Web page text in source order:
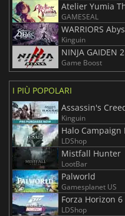
GAMESEAL
WARRIORS
Kinguin
NINJA GAIDEN
Game Boost
I PIÙ POPOLARI
Assassin's
Kinguin
Halo Campaign
LDShop
Mistfall Hunter
LootBar
Palworld
Gamesplanet US
Forza Horizon 6
LDShop